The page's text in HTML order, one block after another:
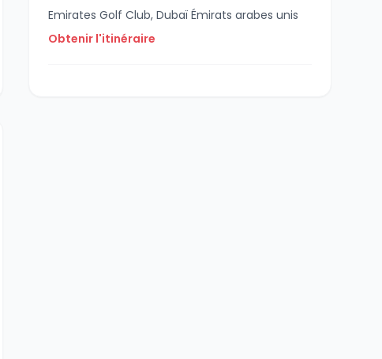
Emirates Golf Club, Dubaï Émirats arabes unis
Obtenir l'itinéraire